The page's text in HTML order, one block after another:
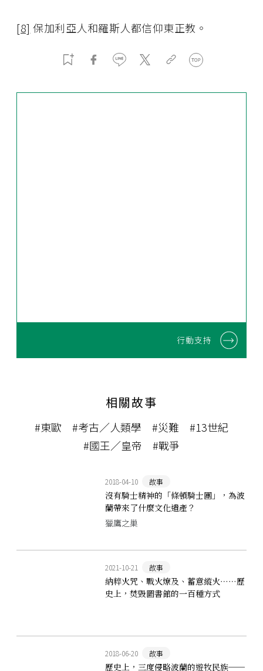
[8] 保加利亞人和羅斯人都信仰東正教。
行動支持
相關故事
#東歐 #考古／人類學 #災難
#13世紀
#國王／皇帝
#戰爭
2018-04-10 故事
沒有騎士精神的「條頓騎士團」，為波
蘭帶來了什麼文化遺產？
獵鷹之巢
2021-10-21 故事
納粹火咒、戰火燎及、蓄意縱火⋯⋯歷
史上，焚毀圖書館的一百種方式
2018-06-20 故事
歷史上，三度侵略波蘭的遊牧民族──